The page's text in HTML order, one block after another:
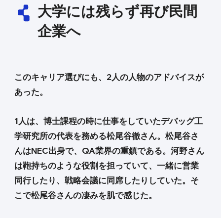
大学には残らず再び民間
企業へ
このキャリア選びにも、2人の人物のアドバイスが
あった。
1人は、博士課程の時に仕事をしていたデバッグ工
学研究所の代表を務める松尾谷徹さん。松尾谷さ
んはNEC出身で、QA業界の重鎮である。河野さん
は鞄持ちのような役割を担っていて、一緒に営業
同行したり、戦略会議に同席したりしていた。そ
こで松尾谷さんの凄みを肌で感じた。